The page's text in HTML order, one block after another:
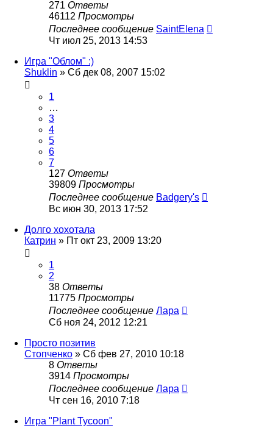
271 Ответы
46112 Просмотры
Последнее сообщение SaintElena
Чт июл 25, 2013 14:53
Игра "Облом" :)
Shuklin » Сб дек 08, 2007 15:02
1
…
3
4
5
6
7
127 Ответы
39809 Просмотры
Последнее сообщение Badgery's
Вс июн 30, 2013 17:52
Долго хохотала
Катрин » Пт окт 23, 2009 13:20
1
2
38 Ответы
11775 Просмотры
Последнее сообщение Лара
Сб ноя 24, 2012 12:21
Просто позитив
Стопченко » Сб фев 27, 2010 10:18
8 Ответы
3914 Просмотры
Последнее сообщение Лара
Чт сен 16, 2010 7:18
Игра "Plant Tycoon"